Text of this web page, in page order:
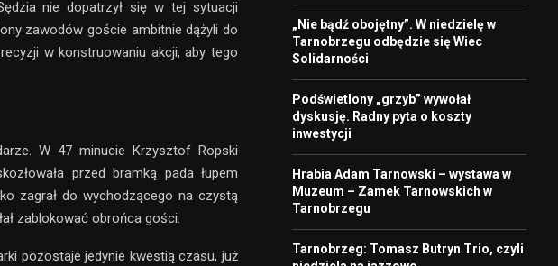
nie dopatrzył się w tej sytuacji
zawodów goście ambitnie dążyli do
w konstruowaniu akcji, aby tego
W 47 minucie Krzysztof Ropski
przed bramką pada łupem
zagrał do wychodzącego na czystą
zablokować obrońca gości.
pozostaje jedynie kwestią czasu, już
„Nie bądź obojętny”. W niedzielę w
Tarnobrzegu odbędzie się Wiec
Solidarności
Podświetlony „grzyb” wywołał
dyskusję. Radny pyta o koszty
inwestycji
Hrabia Adam Tarnowski – wystawa w
Muzeum – Zamek Tarnowskich w
Tarnobrzegu
Tarnobrzeg: Tomasz Butryn Trio, czyli